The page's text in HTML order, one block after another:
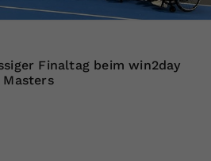
Finaltag beim win2day